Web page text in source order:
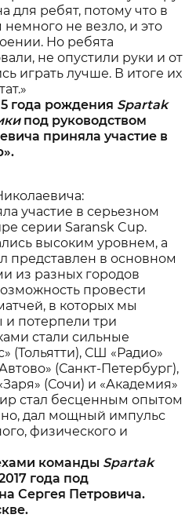
для ребят, потому что в
не везло, и это
Но ребята
не опустили руки и от
играть лучше. В итоге их
года рождения Spartak
под руководством
приняла участие в
участие в серьезном
серии Saransk Cup.
высоким уровнем, а
представлен в основном
из разных городов
провести
в которых мы
потерпели три
стали сильные
(Тольятти), СШ «Радио»
(Санкт-Петербург),
(Сочи) и «Академия»
стал бесценным опытом
дал мощный импульс
физического и
команды Spartak
года под
Сергея Петровича.